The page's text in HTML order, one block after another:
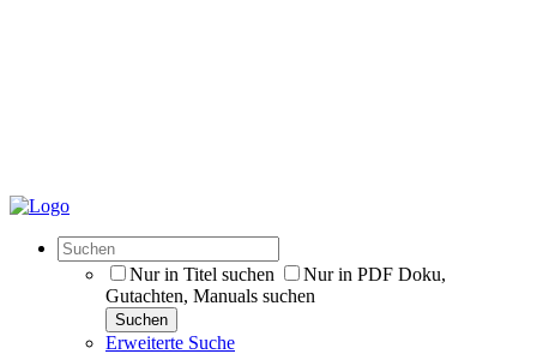
Nur in Titel suchen
Nur in PDF Doku,
Gutachten, Manuals suchen
Suchen
Erweiterte Suche